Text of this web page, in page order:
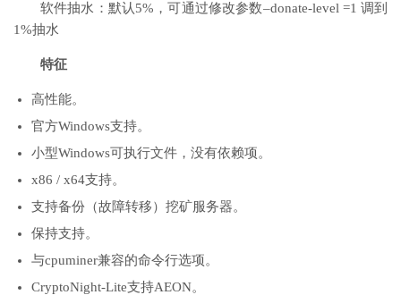
软件抽水：默认5%，可通过修改参数–donate-level =1 调到
1%抽水
特征
高性能。
官方Windows支持。
小型Windows可执行文件，没有依赖项。
x86 / x64支持。
支持备份（故障转移）挖矿服务器。
保持支持。
与cpuminer兼容的命令行选项。
CryptoNight-Lite支持AEON。